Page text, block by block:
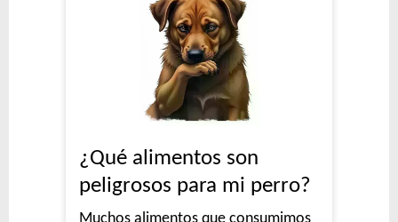
¿Qué alimentos son
peligrosos para mi perro?
Muchos alimentos que consumimos